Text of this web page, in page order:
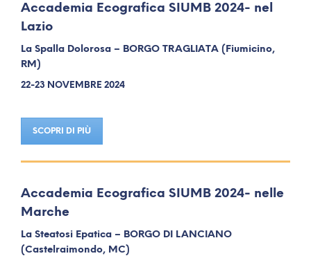
Accademia Ecografica SIUMB 2024- nel
Lazio
La Spalla Dolorosa – BORGO TRAGLIATA (Fiumicino,
RM)
22-23 NOVEMBRE 2024
SCOPRI DI PIÙ
Accademia Ecografica SIUMB 2024- nelle
Marche
La Steatosi Epatica – BORGO DI LANCIANO
(Castelraimondo, MC)